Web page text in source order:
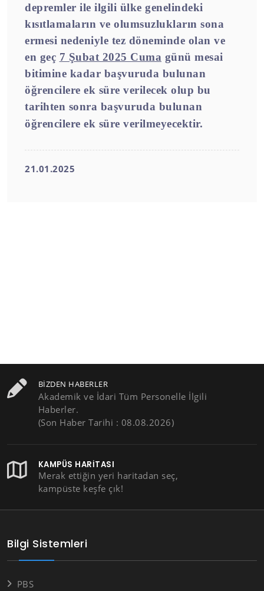
depremler ile ilgili ülke genelindeki
kısıtlamaların ve olumsuzlukların sona
ermesi nedeniyle tez döneminde olan ve
en geç 7 Şubat 2025 Cuma günü mesai
bitimine kadar başvuruda bulunan
öğrencilere ek süre verilecek olup bu
tarihten sonra başvuruda bulunan
öğrencilere ek süre verilmeyecektir.
21.01.2025
BIZDEN HABERLER
Akademik ve İdari Tüm Personelle İlgili
Haberler.
(Son Haber Tarihi : 08.08.2026)
KAMPÜS HARITASI
Merak ettiğin yeri haritadan seç,
kampüste keşfe çık!
Bilgi Sistemleri
PBS